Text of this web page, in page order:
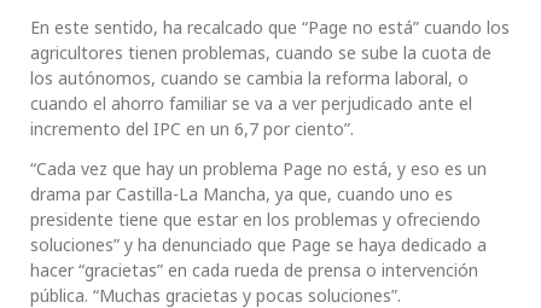
En este sentido, ha recalcado que “Page no está” cuando los
agricultores tienen problemas, cuando se sube la cuota de
los autónomos, cuando se cambia la reforma laboral, o
cuando el ahorro familiar se va a ver perjudicado ante el
incremento del IPC en un 6,7 por ciento”.
“Cada vez que hay un problema Page no está, y eso es un
drama par Castilla-La Mancha, ya que, cuando uno es
presidente tiene que estar en los problemas y ofreciendo
soluciones” y ha denunciado que Page se haya dedicado a
hacer “gracietas” en cada rueda de prensa o intervención
pública. “Muchas gracietas y pocas soluciones”.